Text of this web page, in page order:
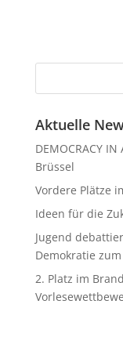
Aktuelle
DEMOCRACY
Brüssel
Vordere Plätze
Ideen für die
Jugend
Demokratie
2. Platz im